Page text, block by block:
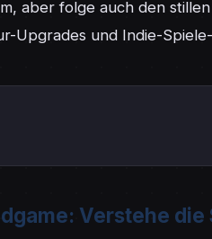
aber folge auch den
Upgrades und Indie-
Verstehe